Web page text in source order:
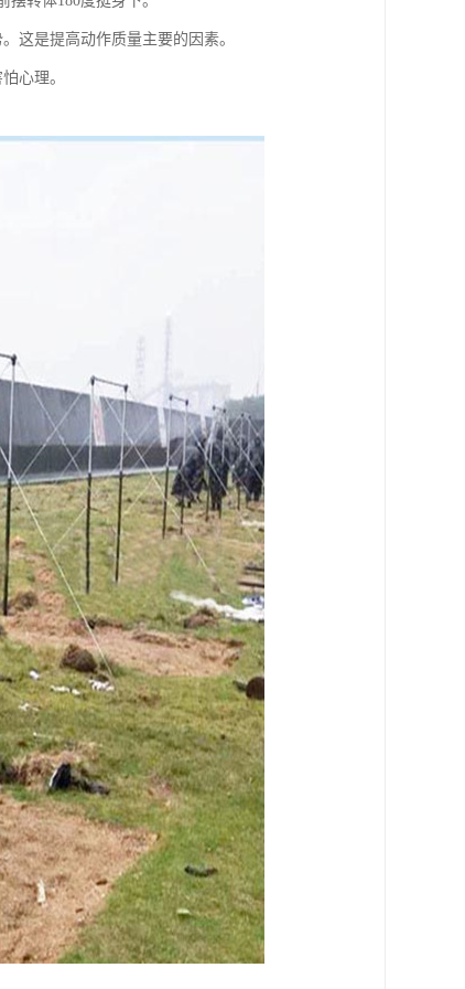
这是提高动作质量主要的因素。
心理。